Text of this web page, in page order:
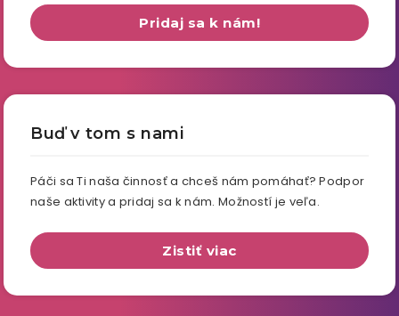
Pridaj sa k nám!
Buď v tom s nami
Páči sa Ti naša činnosť a chceš nám pomáhať? Podpor
naše aktivity a pridaj sa k nám. Možností je veľa.
Zistiť viac